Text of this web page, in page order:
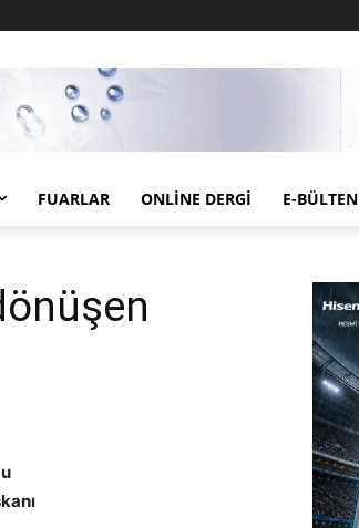
FUARLAR ONLINE DERGI E-BÜLTEN